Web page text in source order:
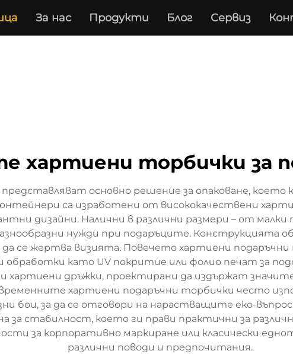
За нас Продукти Блог Сервиз
хартиени торбички за
основно решение за опаковане, което
са изработени от висококачествени
дизайни. Налични в различни размери – от
нужди при подаръците. Конструкцията
да се жертва визията. Повечето хартиени
обработки като UV покритие или фолио печат за
хартиени дръжки, проектирани да издържат
хартиени подаръчни торбички често
бои, за да се отговори на нарастващите еко-
за стабилност, което ги прави практични за
за корпоративно маркиране или класически
различни поводи и предпочитания.